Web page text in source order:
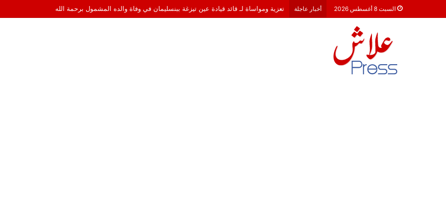
السبت 8 أغسطس 2026 أخبار عاجلة هشام جناح: من تألق الكاميرا الخفية إلى قيادة السهرات الفنية في الهواء الطلق